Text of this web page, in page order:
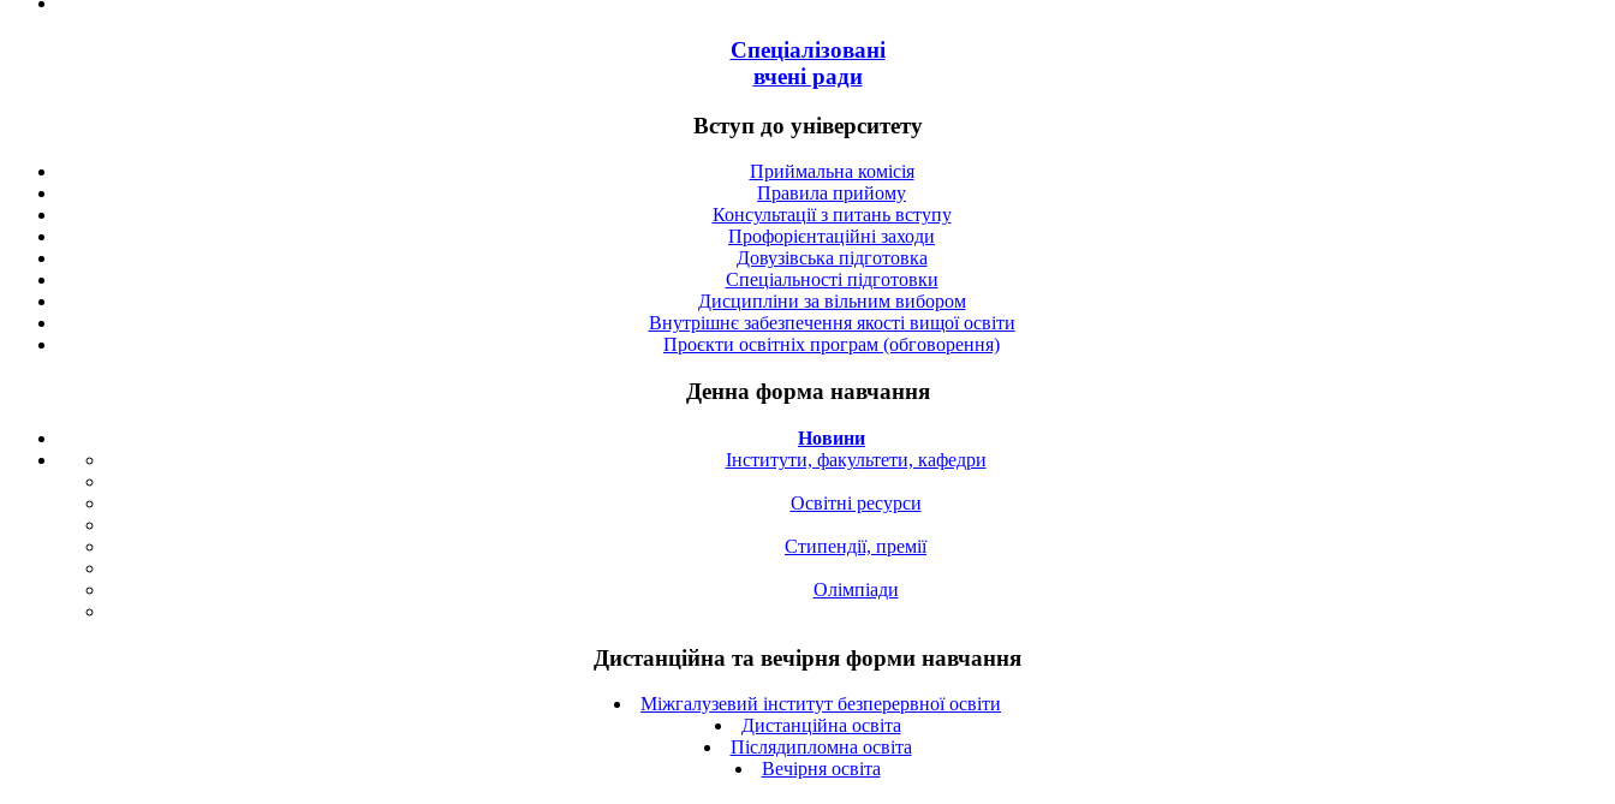
Спеціалізовані
вчені ради
Вступ до університету
Приймальна комісія
Правила прийому
Консультації з питань вступу
Профорієнтаційні заходи
Довузівська підготовка
Спецiальностi підготовки
Дисципліни за вільним вибором
Внутрішнє забезпечення якості вищої освіти
Проєкти освітніх програм (обговорення)
Денна форма навчання
Новини
Інститути, факультети, кафедри
Освітні ресурси
Стипендії, премії
Олімпіади
Дистанційна та вечірня форми навчання
Міжгалузевий інститут безперервної освіти
Дистанційна освіта
Післядипломна освіта
Вечірня освіта